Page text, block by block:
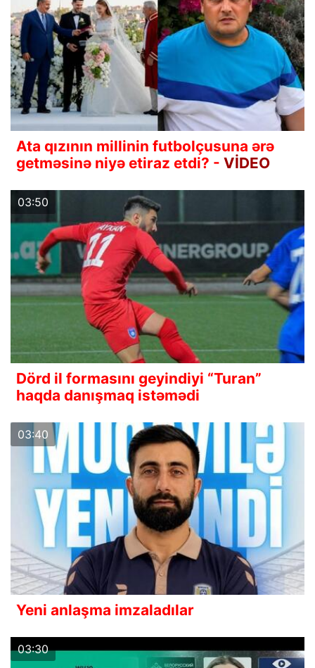
Ata qızının millinin futbolçusuna ərə
getməsinə niyə etiraz etdi? - VİDEO
03:50
Dörd il formasını geyindiyi “Turan”
haqda danışmaq istəmədi
03:40
Yeni anlaşma imzaladılar
03:30